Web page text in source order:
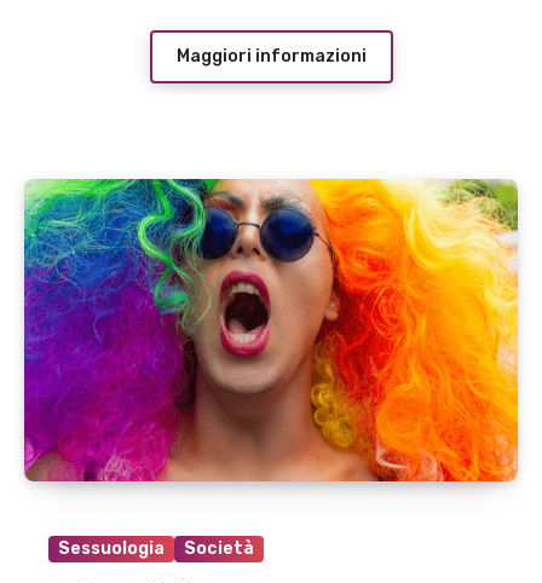
Maggiori informazioni
Sessuologia Società